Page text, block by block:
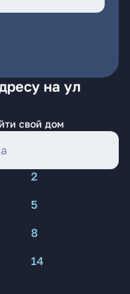
на ул
свой дом
2
5
8
14